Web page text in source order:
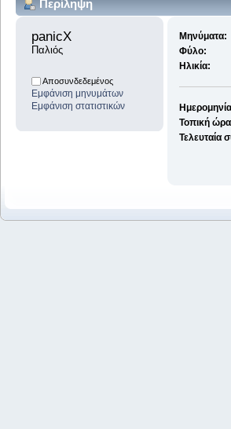
Περίληψη
panicX
Παλιός
Αποσυνδεδεμένος
Εμφάνιση μηνυμάτων
Εμφάνιση στατιστικών
Μηνύματα:
Φύλο:
Ηλικία:
Τοπική
Τελευταία